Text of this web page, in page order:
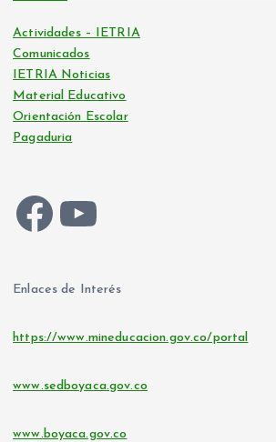
Actividades – IETRIA
Comunicados
IETRIA Noticias
Material Educativo
Orientación Escolar
Pagaduria
Facebook YouTube
Enlaces de Interés
https://www.mineducacion.gov.co/portal
www.sedboyaca.gov.co
www.boyaca.gov.co